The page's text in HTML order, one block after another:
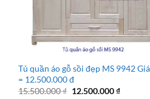
Tủ quần áo gỗ sồi đẹp MS 9942
= 12.500.000 đ
15.500.000₫ Giá
12.500.000₫Giá